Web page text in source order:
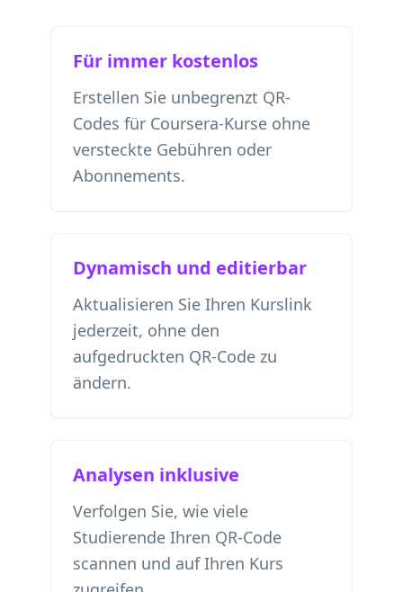
Für immer kostenlos
Erstellen Sie unbegrenzt QR-
Codes für Coursera-Kurse ohne
versteckte Gebühren oder
Abonnements.
Dynamisch und editierbar
Aktualisieren Sie Ihren Kurslink
jederzeit, ohne den
aufgedruckten QR-Code zu
ändern.
Analysen inklusive
Verfolgen Sie, wie viele
Studierende Ihren QR-Code
scannen und auf Ihren Kurs